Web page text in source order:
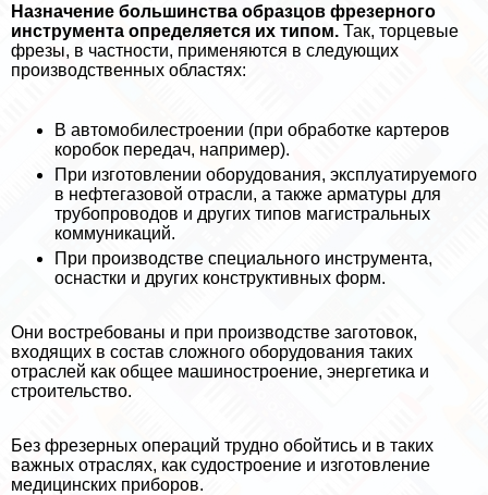
Назначение большинства образцов фрезерного
инструмента определяется их типом. Так, торцевые
фрезы, в частности, применяются в следующих
производственных областях:
В автомобилестроении (при обработке картеров
коробок передач, например).
При изготовлении оборудования, эксплуатируемого
в нефтегазовой отрасли, а также арматуры для
трубопроводов и других типов магистральных
коммуникаций.
При производстве специального инструмента,
оснастки и других конструктивных форм.
Они востребованы и при производстве заготовок,
входящих в состав сложного оборудования таких
отраслей как общее машиностроение, энергетика и
строительство.
Без фрезерных операций трудно обойтись и в таких
важных отраслях, как судостроение и изготовление
медицинских приборов.